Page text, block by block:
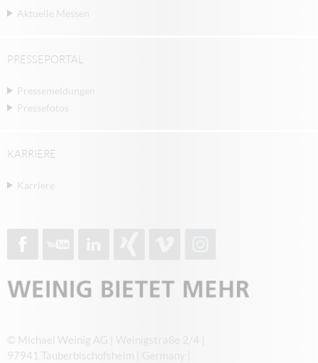
Aktuelle Messen
PRESSEPORTAL
Pressemeldungen
Pressefotos
KARRIERE
Karriere
© Michael Weinig AG | Weinigstraße 2/4 |
97941 Tauberbischofsheim | Germany |